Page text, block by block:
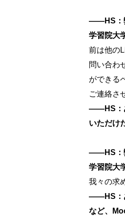
――HS：
学習院大
前は他の
問い合わ
ができる
ご連絡さ
――HS：
いただけ
――HS：
学習院大
我々の求
――HS：
など、